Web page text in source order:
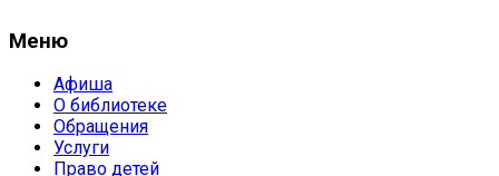
Меню
Афиша
О библиотеке
Обращения
Услуги
Право детей